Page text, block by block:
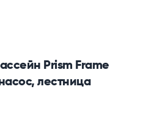
Prism Frame
лестница